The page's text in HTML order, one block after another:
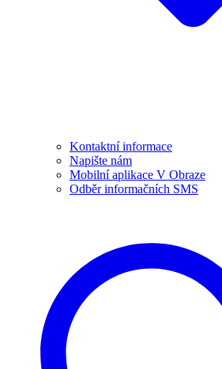
Kontaktní informace
Napište nám
Mobilní aplikace V Obraze
Odběr informačních SMS